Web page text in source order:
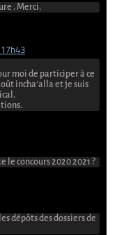
. Merci.
moi de participer à ce
incha’alla et je suis
le concours 2020 2021 ?
dépôts des dossiers de